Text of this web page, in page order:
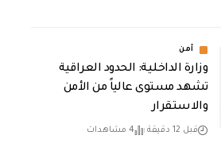
أمن
وزارة الداخلية: الحدود العراقية
تشهد مستوى عالياً من الأمن
والاستقرار
قبل 12 دقيقة 4 مشاهدات